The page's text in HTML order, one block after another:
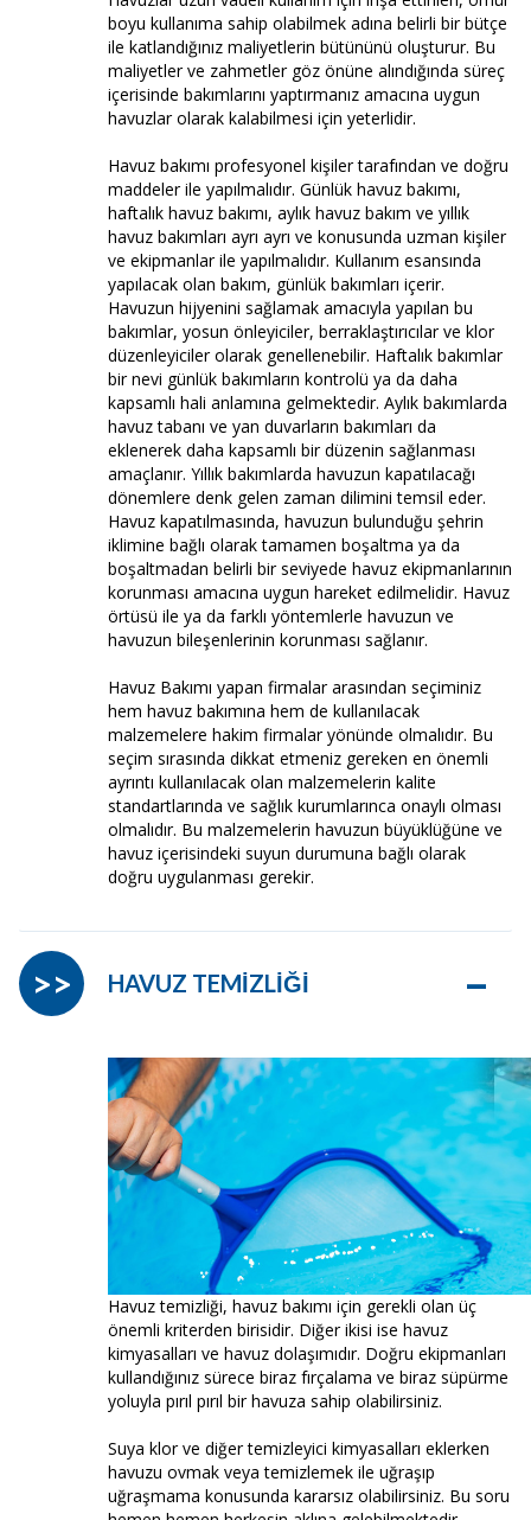
boyu kullanıma sahip olabilmek adına belirli bir bütçe
ile katlandığınız maliyetlerin bütününü oluşturur. Bu
maliyetler ve zahmetler göz önüne alındığında süreç
içerisinde bakımlarını yaptırmanız amacına uygun
havuzlar olarak kalabilmesi için yeterlidir.
Havuz bakımı profesyonel kişiler tarafından ve doğru
maddeler ile yapılmalıdır. Günlük havuz bakımı,
haftalık havuz bakımı, aylık havuz bakım ve yıllık
havuz bakımları ayrı ayrı ve konusunda uzman kişiler
ve ekipmanlar ile yapılmalıdır. Kullanım esansında
yapılacak olan bakım, günlük bakımları içerir.
Havuzun hijyenini sağlamak amacıyla yapılan bu
bakımlar, yosun önleyiciler, berraklaştırıcılar ve klor
düzenleyiciler olarak genellenebilir. Haftalık bakımlar
bir nevi günlük bakımların kontrolü ya da daha
kapsamlı hali anlamına gelmektedir. Aylık bakımlarda
havuz tabanı ve yan duvarların bakımları da
eklenerek daha kapsamlı bir düzenin sağlanması
amaçlanır. Yıllık bakımlarda havuzun kapatılacağı
dönemlere denk gelen zaman dilimini temsil eder.
Havuz kapatılmasında, havuzun bulunduğu şehrin
iklimine bağlı olarak tamamen boşaltma ya da
boşaltmadan belirli bir seviyede havuz ekipmanlarının
korunması amacına uygun hareket edilmelidir. Havuz
örtüsü ile ya da farklı yöntemlerle havuzun ve
havuzun bileşenlerinin korunması sağlanır.
Havuz Bakımı yapan firmalar arasından seçiminiz
hem havuz bakımına hem de kullanılacak
malzemelere hakim firmalar yönünde olmalıdır. Bu
seçim sırasında dikkat etmeniz gereken en önemli
ayrıntı kullanılacak olan malzemelerin kalite
standartlarında ve sağlık kurumlarınca onaylı olması
olmalıdır. Bu malzemelerin havuzun büyüklüğüne ve
havuz içerisindeki suyun durumuna bağlı olarak
doğru uygulanması gerekir.
HAVUZ TEMİZLİĞİ –
>>
Havuz temizliği, havuz bakımı için gerekli olan üç
önemli kriterden birisidir. Diğer ikisi ise havuz
kimyasalları ve havuz dolaşımıdır. Doğru ekipmanları
kullandığınız sürece biraz fırçalama ve biraz süpürme
yoluyla pırıl pırıl bir havuza sahip olabilirsiniz.
Suya klor ve diğer temizleyici kimyasalları eklerken
havuzu ovmak veya temizlemek ile uğraşıp
uğraşmama konusunda kararsız olabilirsiniz. Bu soru